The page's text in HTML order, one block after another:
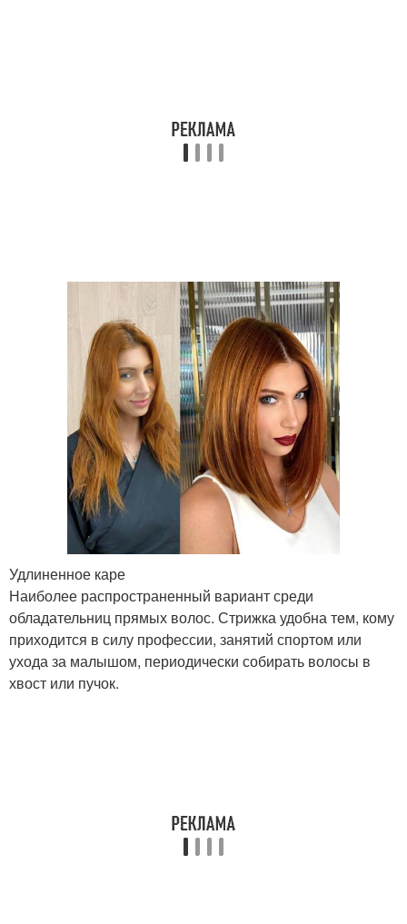
Стрижки на короткие
Стрижки для прямых Стрижки в трендах
Стрижки без укладки Объёмная стрижка
Стрижка без укладки
Стрижки для круглого
Неприхотливая стрижка Популярная стрижка
Удлиненное каре
Наиболее распространенный вариант среди
обладательниц прямых волос. Стрижка удобна тем, кому
приходится в силу профессии, занятий спортом или
ухода за малышом, периодически собирать волосы в
хвост или пучок.